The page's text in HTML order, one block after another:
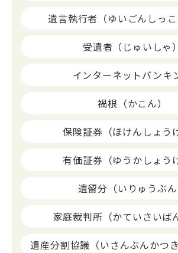
遺言執行者（ゆいごんしっこ
受遺者（じゅいしゃ）
インターネットバンキ
禍根（かこん）
保険証券（ほけんしょう
有価証券（ゆうかしょう
遺留分（いりゅうぶん
家庭裁判所（かていさいば
遺産分割協議（いさんぶんかつき